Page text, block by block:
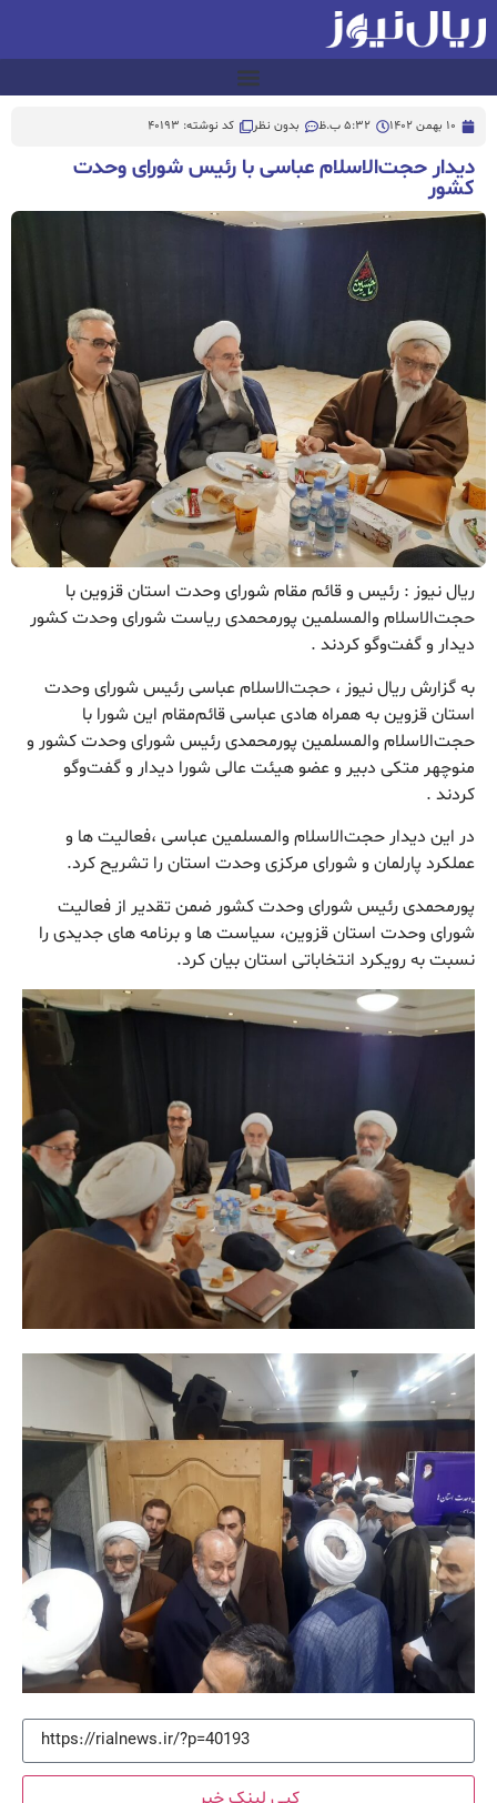
10 بهمن 1402 5:32 ب.ظ بدون نظر کد نوشته: 40193
دیدار حجت‌الاسلام عباسی با رئیس شورای وحدت
کشور
ریال نیوز : رئیس و قائم مقام شورای وحدت استان قزوین با
حجت‌الاسلام والمسلمین پورمحمدی ریاست شورای وحدت کشور
دیدار و گفت‌وگو کردند .
به گزارش ریال نیوز ، حجت‌الاسلام عباسی رئیس شورای وحدت
استان قزوین به همراه هادی عباسی قائم‌مقام این شورا با
حجت‌الاسلام والمسلمین پورمحمدی رئیس شورای وحدت کشور و
منوچهر متکی دبیر و عضو هیئت عالی شورا دیدار و گفت‌وگو
کردند .
در این دیدار حجت‌الاسلام والمسلمین عباسی ،فعالیت ها و
عملکرد پارلمان و شورای مرکزی وحدت استان را تشریح کرد.
پورمحمدی رئیس شورای وحدت کشور ضمن تقدیر از فعالیت
شورای وحدت استان قزوین، سیاست ها و برنامه های جدیدی را
نسبت به رویکرد انتخاباتی استان بیان کرد.